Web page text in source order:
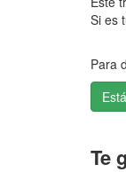
Si es
Para
Te